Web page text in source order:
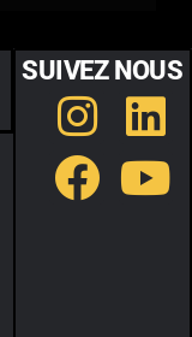
SUIVEZ NOUS